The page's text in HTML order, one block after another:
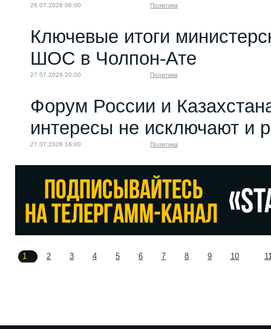
28.07.2026 06:00 Политика
Ключевые итоги
ШОС в Чолпон-Ате
27.07.2026 20:00 Политика
Форум России и
интересы не исключают и
27.07.2026 18:00 Политика
1 2 3 4 5 6 7 8 9 10